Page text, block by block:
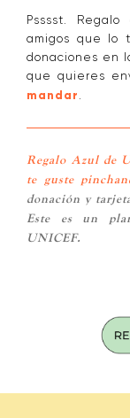
Psssst.
amigos que lo
donaciones en
que quieres
mandar
Regalo Azul de
te guste
donación y
Este es un
UNICEF.